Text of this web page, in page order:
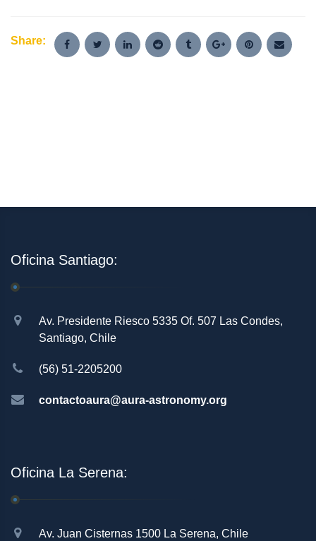
Share:
Oficina Santiago:
Av. Presidente Riesco 5335 Of. 507 Las Condes,
Santiago, Chile
(56) 51-2205200
contactoaura@aura-astronomy.org
Oficina La Serena:
Av. Juan Cisternas 1500 La Serena, Chile